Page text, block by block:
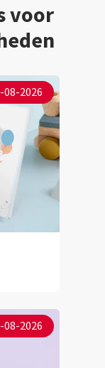
voor
2026
2026